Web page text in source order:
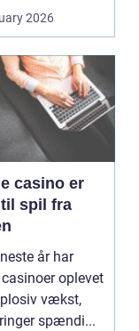
hurtigt
2026
casino er
spil fra
år har
oplevet
vækst,
spændi...